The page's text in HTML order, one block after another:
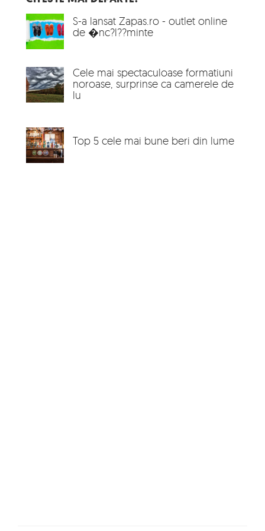
S-a lansat Zapas.ro - outlet online
de �nc?l??minte
Cele mai spectaculoase formatiuni
noroase, surprinse ca camerele de
lu
Top 5 cele mai bune beri din lume